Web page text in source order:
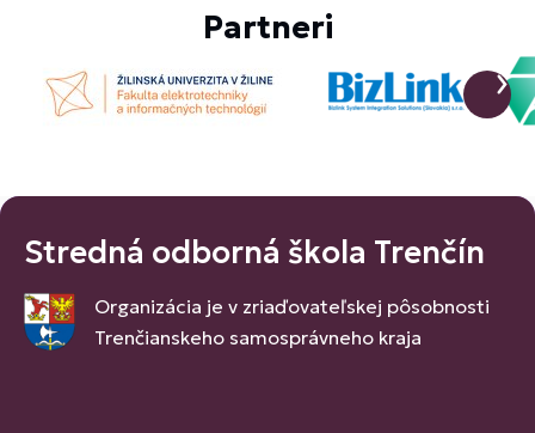
Partneri
Stredná odborná škola Trenčín
Organizácia je v zriaďovateľskej pôsobnosti
Trenčianskeho samosprávneho kraja